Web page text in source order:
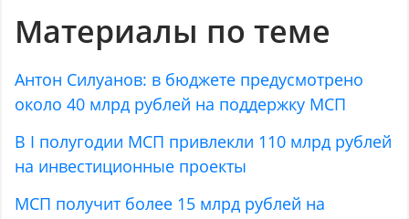
Материалы по теме
Антон Силуанов: в бюджете предусмотрено
около 40 млрд рублей на поддержку МСП
В I полугодии МСП привлекли 110 млрд рублей
на инвестиционные проекты
МСП получит более 15 млрд рублей на